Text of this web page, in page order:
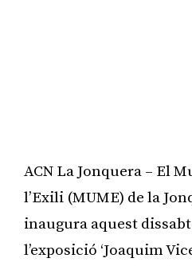
ACN La Jonquera – El
l’Exili (MUME) de la
inaugura aquest
l’exposició ‘Joaquim